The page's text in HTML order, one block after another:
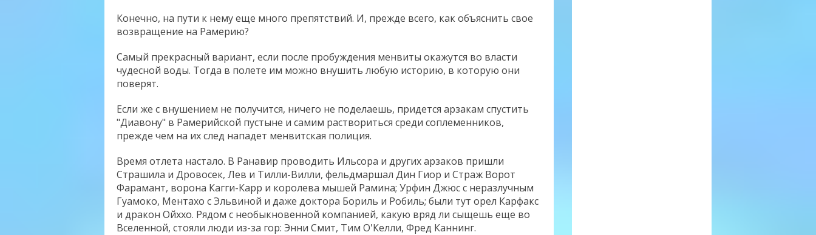
Конечно, на пути к нему еще много препятствий. И, прежде всего, как объяснить свое
возвращение на Рамерию?
Самый прекрасный вариант, если после пробуждения менвиты окажутся во власти
чудесной воды. Тогда в полете им можно внушить любую историю, в которую они
поверят.
Если же с внушением не получится, ничего не поделаешь, придется арзакам спустить
"Диавону" в Рамерийской пустыне и самим раствориться среди соплеменников,
прежде чем на их след нападет менвитская полиция.
Время отлета настало. В Ранавир проводить Ильсора и других арзаков пришли
Страшила и Дровосек, Лев и Тилли-Вилли, фельдмаршал Дин Гиор и Страж Ворот
Фарамант, ворона Кагги-Карр и королева мышей Рамина; Урфин Джюс с неразлучным
Гуамоко, Ментахо с Эльвиной и даже доктора Бориль и Робиль; были тут орел Карфакс
и дракон Ойххо. Рядом с необыкновенной компанией, какую вряд ли сыщешь еще во
Вселенной, стояли люди из-за гор: Энни Смит, Тим О'Келли, Фред Каннинг.